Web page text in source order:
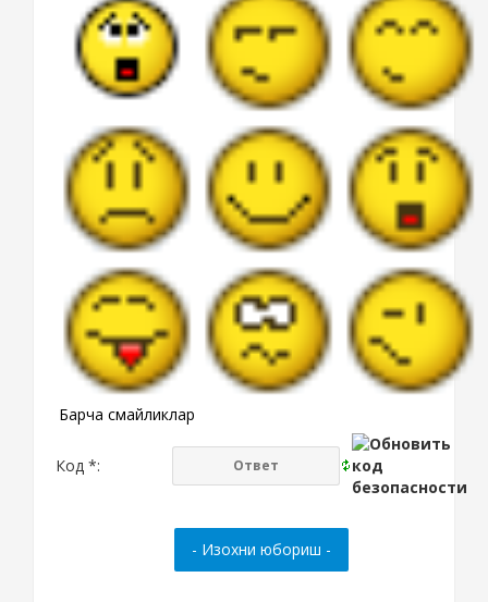
Барча смайликлар
Код *: